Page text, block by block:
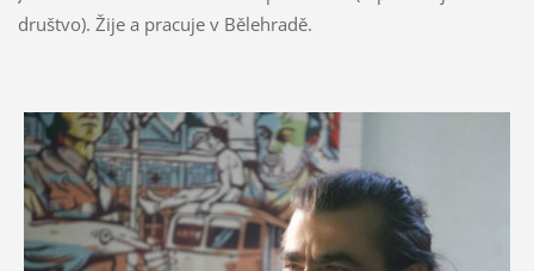
društvo). Žije a pracuje v Bělehradě.